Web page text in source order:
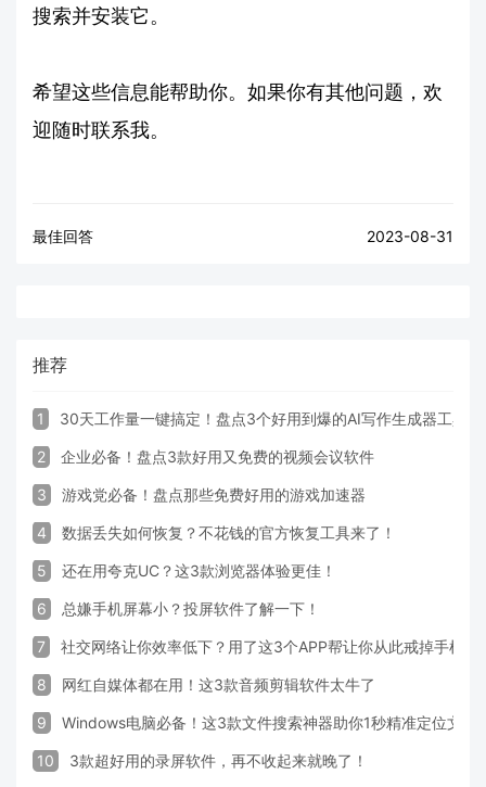
搜索并安装它。
希望这些信息能帮助你。如果你有其他问题，欢
迎随时联系我。
最佳回答 2023-08-31
推荐
1 30天工作量一键搞定！盘点3个好用到爆的AI写作生成器工具
2 企业必备！盘点3款好用又免费的视频会议软件
3 游戏党必备！盘点那些免费好用的游戏加速器
4 数据丢失如何恢复？不花钱的官方恢复工具来了！
5 还在用夸克UC？这3款浏览器体验更佳！
6 总嫌手机屏幕小？投屏软件了解一下！
7 社交网络让你效率低下？用了这3个APP帮让你从此戒掉手机！
8 网红自媒体都在用！这3款音频剪辑软件太牛了
9 Windows电脑必备！这3款文件搜索神器助你1秒精准定位文件
10 3款超好用的录屏软件，再不收起来就晚了！